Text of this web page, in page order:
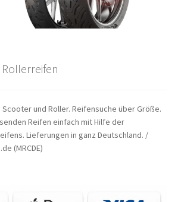
und Roller. Reifensuche über Größe.
Reifen einfach mit Hilfe der
Lieferungen in ganz Deutschland. /
(MRCDE)